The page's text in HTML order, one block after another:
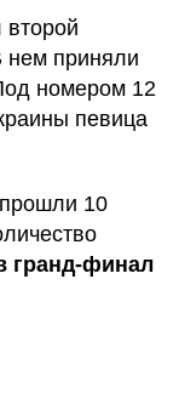
второй
нем приняли
номером 12
певица
10
гранд-финал